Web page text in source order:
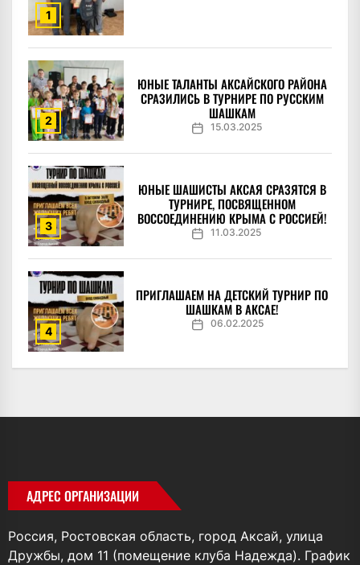
1
2
ЮНЫЕ ТАЛАНТЫ АКСАЙСКОГО РАЙОНА
СРАЗИЛИСЬ В ТУРНИРЕ ПО РУССКИМ
ШАШКАМ
15.03.2025
3
ЮНЫЕ ШАШИСТЫ АКСАЯ СРАЗЯТСЯ В
ТУРНИРЕ, ПОСВЯЩЕННОМ
ВОССОЕДИНЕНИЮ КРЫМА С РОССИЕЙ!
11.03.2025
4
ПРИГЛАШАЕМ НА ДЕТСКИЙ ТУРНИР ПО
ШАШКАМ В АКСАЕ!
06.02.2025
АДРЕС ОРГАНИЗАЦИИ
Россия, Ростовская область, город Аксай, улица
Дружбы, дом 11 (помещение клуба Надежда). График